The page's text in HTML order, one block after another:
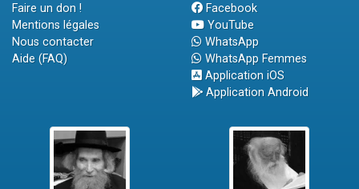
Faire un don !
Mentions légales
Nous contacter
Aide (FAQ)
Facebook
YouTube
WhatsApp
WhatsApp Femmes
Application iOS
Application Android